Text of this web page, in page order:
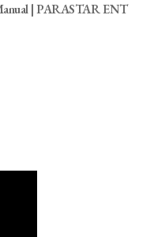
| PARASTAR ENT